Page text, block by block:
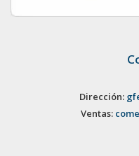
Dirección:
Ventas: